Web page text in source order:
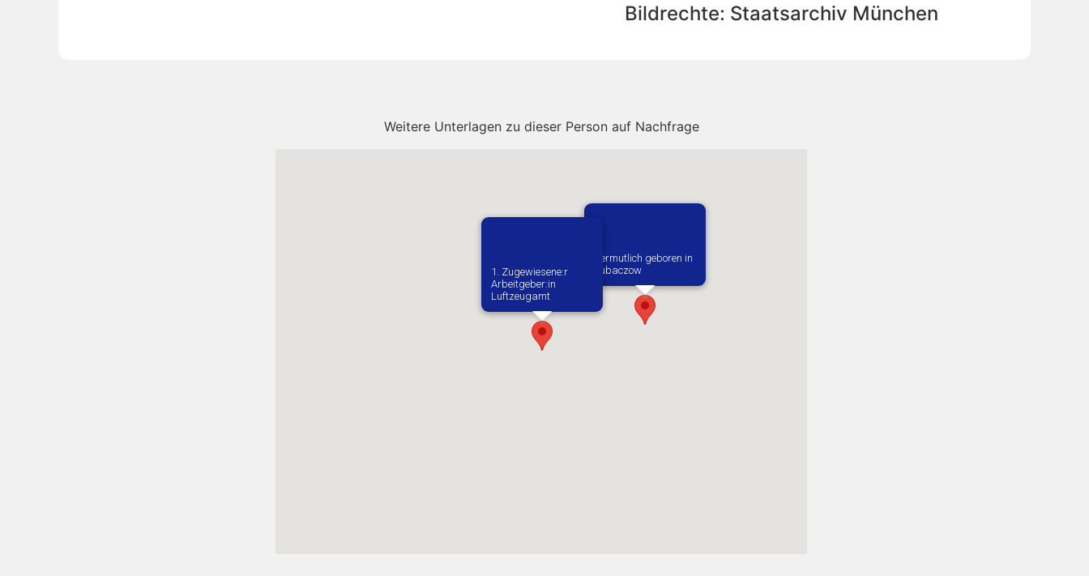
Bildrechte: Staatsarchiv München
Weitere Unterlagen zu dieser Person auf Nachfrage
Vermutlich geboren in
Lubaczow
1. Zugewiesene:r
Arbeitgeber:in​
Luftzeugamt